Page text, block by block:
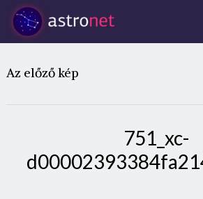
Az előző kép
751_xc-